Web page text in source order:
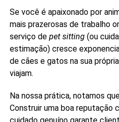
Se você é apaixonado por
mais prazerosas de trabalho
serviço de pet sitting(ou
estimação) cresce
de cães e gatos na sua
viajam.
Na nossa prática, notamos
Construir uma boa reputação